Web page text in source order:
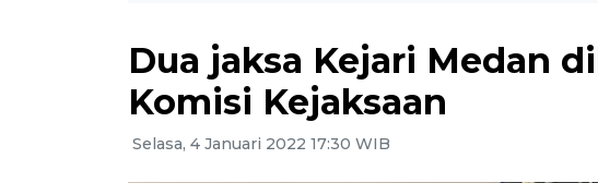
Dua jaksa Kejari Medan
Komisi Kejaksaan
Selasa, 4 Januari 2022 17:30 WIB